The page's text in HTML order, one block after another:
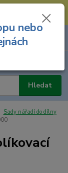
731 449 423 --
Hledat
za
Sady nářadí do dílny
nebo